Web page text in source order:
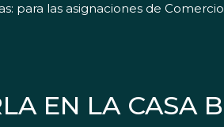
para las asignaciones de
EN LA CASA